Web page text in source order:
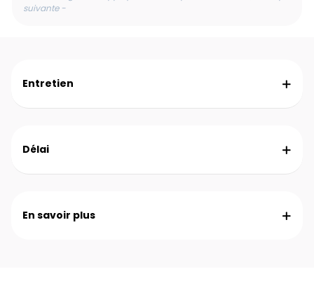
suivante -
Entretien
Délai
En savoir plus